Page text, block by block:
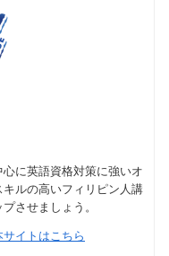
に英語資格対策に強いオ
ルの高いフィリピン人講
させましょう。
イトはこちら